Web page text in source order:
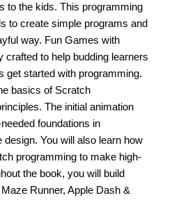
to the kids. This programming
to create simple programs and
way. Fun Games with
crafted to help budding learners
get started with programming.
basics of Scratch
The initial animation
foundations in
design. You will also learn how
programming to make high-
the book, you will build
Runner, Apple Dash &